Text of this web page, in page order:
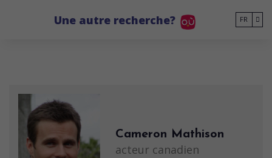
Une autre recherche? FR
Cameron Mathison
acteur canadien